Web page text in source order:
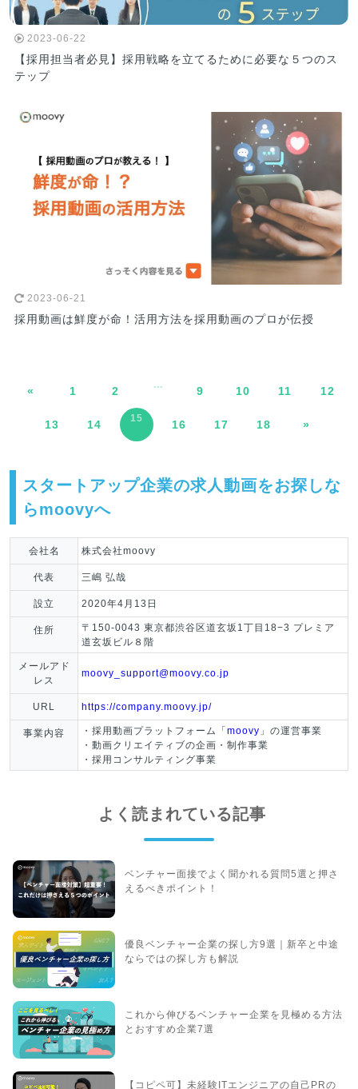
2023-06-22
【採用担当者必見】採用戦略を立てるために必要な５つのス
テップ
2023-06-21
採用動画は鮮度が命！活用方法を採用動画のプロが伝授
« 1 2 ... 9 10 11 12
13 14 15 16 17 18 »
スタートアップ企業の求人動画をお探しな
らmoovyへ
会社名 株式会社moovy
代表 三嶋 弘哉
設立 2020年4月13日
住所
〒150-0043 東京都渋谷区道玄坂1丁目18−3 プレミア
道玄坂ビル８階
メールアド
レス
moovy_support@moovy.co.jp
URL https://company.moovy.jp/
事業内容 ・採用動画プラットフォーム「 moovy 」の運営事業
・動画クリエイティブの企画・制作事業
・採用コンサルティング事業
よく読まれている記事
ベンチャー面接でよく聞かれる質問5選と押さ
えるべきポイント！
優良ベンチャー企業の探し方9選｜新卒と中途
ならではの探し方も解説
これから伸びるベンチャー企業を見極める方法
とおすすめ企業7選
【コピペ可】未経験ITエンジニアの自己PRの